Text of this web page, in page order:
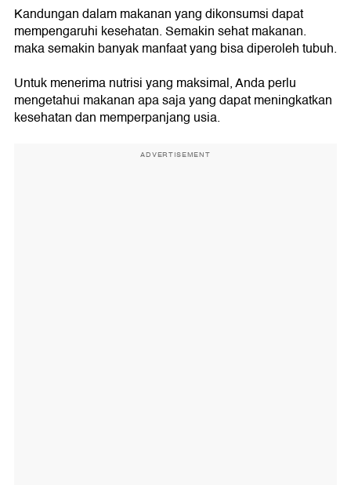
Kandungan dalam makanan yang dikonsumsi dapat
mempengaruhi kesehatan. Semakin sehat makanan.
maka semakin banyak manfaat yang bisa diperoleh tubuh.
Untuk menerima nutrisi yang maksimal, Anda perlu
mengetahui makanan apa saja yang dapat meningkatkan
kesehatan dan memperpanjang usia.
ADVERTISEMENT